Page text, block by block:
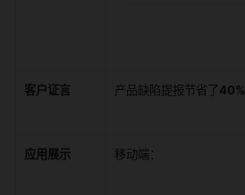
客户证言 产品缺陷提报节省了40%
应用展示 移动端：